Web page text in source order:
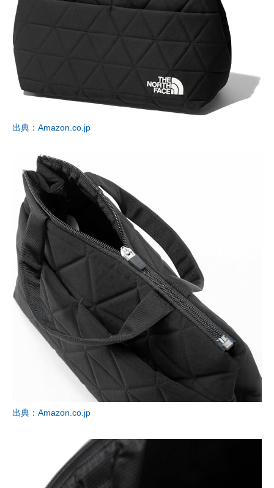
出典：Amazon.co.jp
出典：Amazon.co.jp